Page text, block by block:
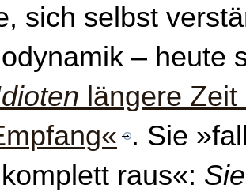
sich selbst
– heute
längere Zeit
. Sie
raus«: Sie